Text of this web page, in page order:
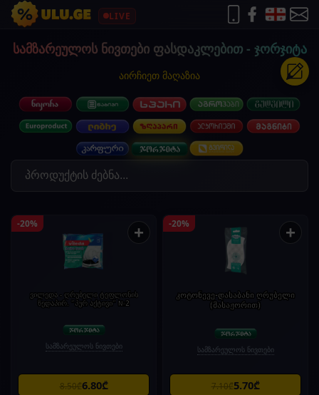
LIVE
სამზარეულოს ნივთები ფასდაკლებით - ჯორჯიტა
აირჩიეთ მაღაზია
-20% +
ვილედა - ღრუბელი ტეფლონის
ზედაპირ. "პურ აქტივი" №2
სამზარეულოს ნივთები
8.50₾6.80₾
-20% +
კოტონევე-დასაბანი ღრუბელი
(მასაჟორით)
სამზარეულოს ნივთები
7.10₾5.70₾